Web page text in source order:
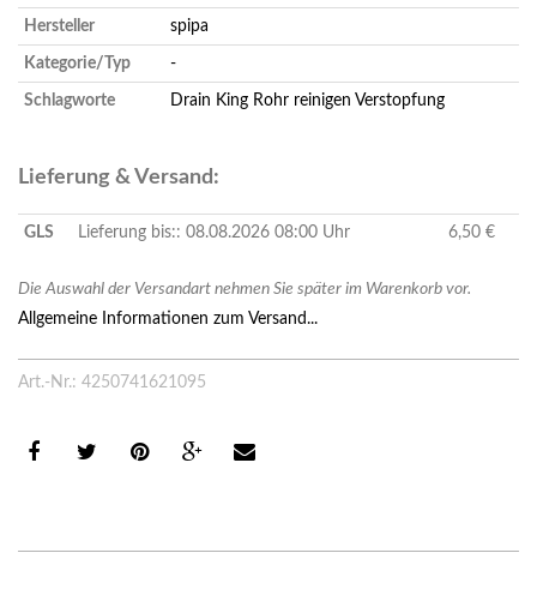
Hersteller spipa
Kategorie/Typ -
Schlagworte Drain King Rohr reinigen Verstopfung
Lieferung & Versand:
GLS Lieferung bis:: 08.08.2026 08:00 Uhr 6,50 €
Die Auswahl der Versandart nehmen Sie später im Warenkorb vor.
Allgemeine Informationen zum Versand...
Art.-Nr.: 4250741621095